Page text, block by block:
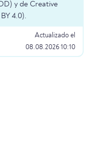
y de Creative
4.0).
Actualizado el
08.08.2026 10:10